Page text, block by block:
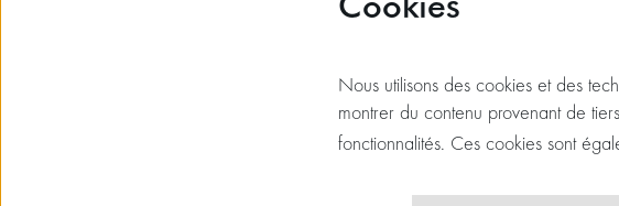
Nous utilisons des cookies et des
montrer du contenu provenant de
fonctionnalités. Ces cookies sont